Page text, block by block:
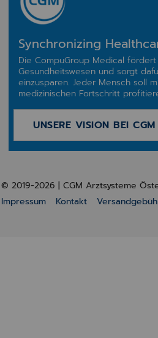
Synchronizing
Die CompuGroup Medical
Gesundheitswesen und sorgt
einzusparen. Jeder Mensch soll
medizinischen Fortschritt
UNSERE VISION BEI CGM
© 2019-2026 | CGM Arztsysteme
Impressum
Kontakt